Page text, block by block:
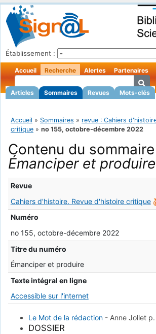
Établissement :
Accueil Recherche
Articles Sommaires Revues Mots-clés
Alertes Partenaires
Accueil » Sommaires » revue : Cahiers
critique » no 155, octobre-décembre 2022
Contenu du
Émanciper et produire
Revue
Cahiers d'histoire. Revue d'histoire critique
Numéro
no 155, octobre-décembre 2022
Titre du numéro
Émanciper et produire
Texte intégral en ligne
Accessible sur l'internet
Le Mot de la rédaction - Anne Jollet
DOSSIER